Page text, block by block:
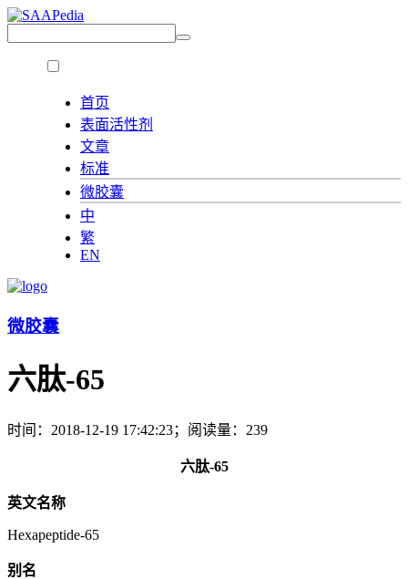
首页
表面活性剂
文章
标准
微胶囊
中
繁
EN
微胶囊
六肽-65
时间：2018-12-19 17:42:23；阅读量：239
六肽-65
英文名称
Hexapeptide-65
别名